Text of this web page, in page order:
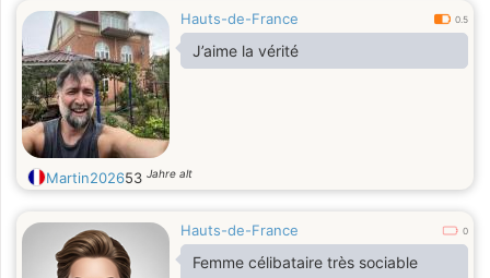
Hauts-de-France 0.5
J’aime la vérité
Martin202653 Jahre alt
Hauts-de-France 0
Femme célibataire très sociable